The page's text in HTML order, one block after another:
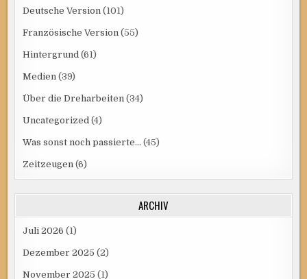
Deutsche Version (101)
Französische Version (55)
Hintergrund (61)
Medien (39)
Über die Dreharbeiten (34)
Uncategorized (4)
Was sonst noch passierte… (45)
Zeitzeugen (6)
ARCHIV
Juli 2026 (1)
Dezember 2025 (2)
November 2025 (1)